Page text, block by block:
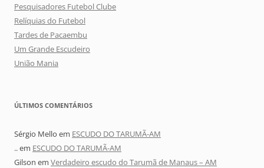
Pesquisadores Futebol Clube
Relíquias do Futebol
Tardes de Pacaembu
Um Grande Escudeiro
União Mania
ÚLTIMOS COMENTÁRIOS
Sérgio Mello em ESCUDO DO TARUMÃ-AM
..em ESCUDO DO TARUMÃ-AM
Gilson em Verdadeiro escudo do Tarumã de Manaus – AM